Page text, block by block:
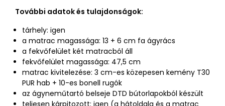
További adatok és tulajdonságok:
tárhely: igen
a matrac magassága: 13 + 6 cm fa ágyrács
a fekvőfelület két matracból áll
fekvőfelület magassága: 47,5 cm
matrac kivitelezése: 3 cm-es közepesen kemény T30
PUR hab + 10-es bonell rugók
az ágyneműtartó belseje DTD bútorlapokból készült
teljesen kárpitozott: igen (a hátoldala és a matrac